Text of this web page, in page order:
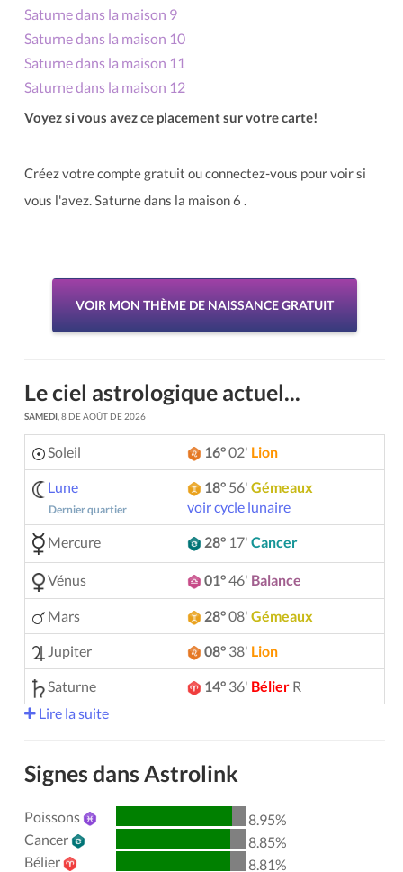
Saturne dans la maison 9
Saturne dans la maison 10
Saturne dans la maison 11
Saturne dans la maison 12
Voyez si vous avez ce placement sur votre carte!
Créez votre compte gratuit ou connectez-vous pour voir si
vous l'avez. Saturne dans la maison 6 .
VOIR MON THÈME DE NAISSANCE GRATUIT
Le ciel astrologique actuel...
SAMEDI , 8 DE AOÛT DE 2026
Soleil 16°02' Lion
Lune
Dernier quartier
18° 56' Gémeaux
voir cycle lunaire
Mercure 28° 17' Cancer
Vénus 01°46' Balance
Mars 28°08' Gémeaux
Jupiter 08° 38' Lion
Saturne 14° 36' Bélier R
Uranus
Neptune 04° 08'
Chiron 00°51'
Lire la suite
Signes dans Astrolink
Poissons
8.95%
Cancer
8.85%
Bélier
8.81%